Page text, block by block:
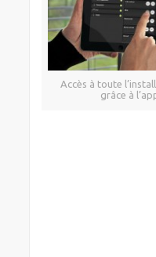
Accès à toute
grâce à